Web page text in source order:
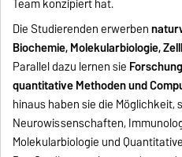
Team konzipiert hat.
Die Studierenden erwerben
Biochemie, Molekularbiologie,
Parallel dazu lernen sie
quantitative Methoden und
hinaus haben sie die Möglichkeit,
Neurowissenschaften,
Molekularbiologie und